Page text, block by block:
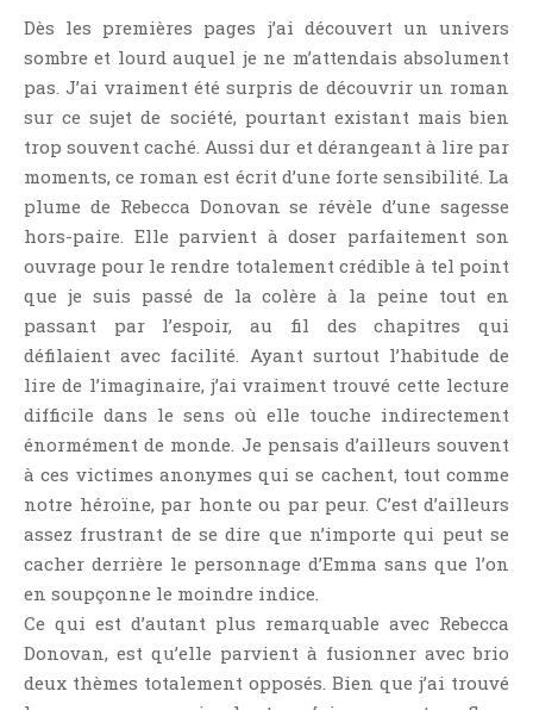
Nouvelle
Paranormal
Poésie
Point Lecture
Post Apocalyptique
Rendez-Vous Livresques
Road-Book
Roman
Roman Noir
Romance
Romance Contemporaine
SF Et Fantasy
Surnaturel
Swaps Et Challenges
Tag
Dès les premières pages j’ai découvert un univers
sombre et lourd auquel je ne m’attendais absolument
pas. J’ai vraiment été surpris de découvrir un roman
sur ce sujet de société, pourtant existant mais bien
trop souvent caché. Aussi dur et dérangeant à lire par
moments, ce roman est écrit d’une forte sensibilité. La
plume de Rebecca Donovan se révèle d’une sagesse
hors-paire. Elle parvient à doser parfaitement son
ouvrage pour le rendre totalement crédible à tel point
que je suis passé de la colère à la peine tout en
passant par l’espoir, au fil des chapitres qui
défilaient avec facilité. Ayant surtout l’habitude de
lire de l’imaginaire, j’ai vraiment trouvé cette lecture
difficile dans le sens où elle touche indirectement
énormément de monde. Je pensais d’ailleurs souvent
à ces victimes anonymes qui se cachent, tout comme
notre héroïne, par honte ou par peur. C’est d’ailleurs
assez frustrant de se dire que n’importe qui peut se
cacher derrière le personnage d’Emma sans que l’on
en soupçonne le moindre indice.
Ce qui est d’autant plus remarquable avec Rebecca
Donovan, est qu’elle parvient à fusionner avec brio
deux thèmes totalement opposés. Bien que j’ai trouvé